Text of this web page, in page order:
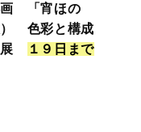
「宵ほの
色彩と構成
展
１ ９ 日 まで